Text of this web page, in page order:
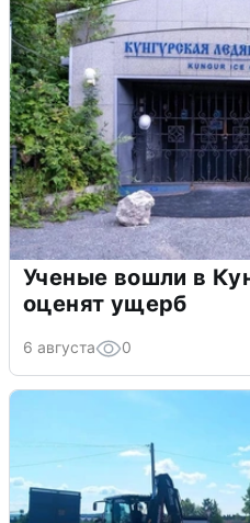
Ученые вошли в
оценят ущерб
6 августа 0